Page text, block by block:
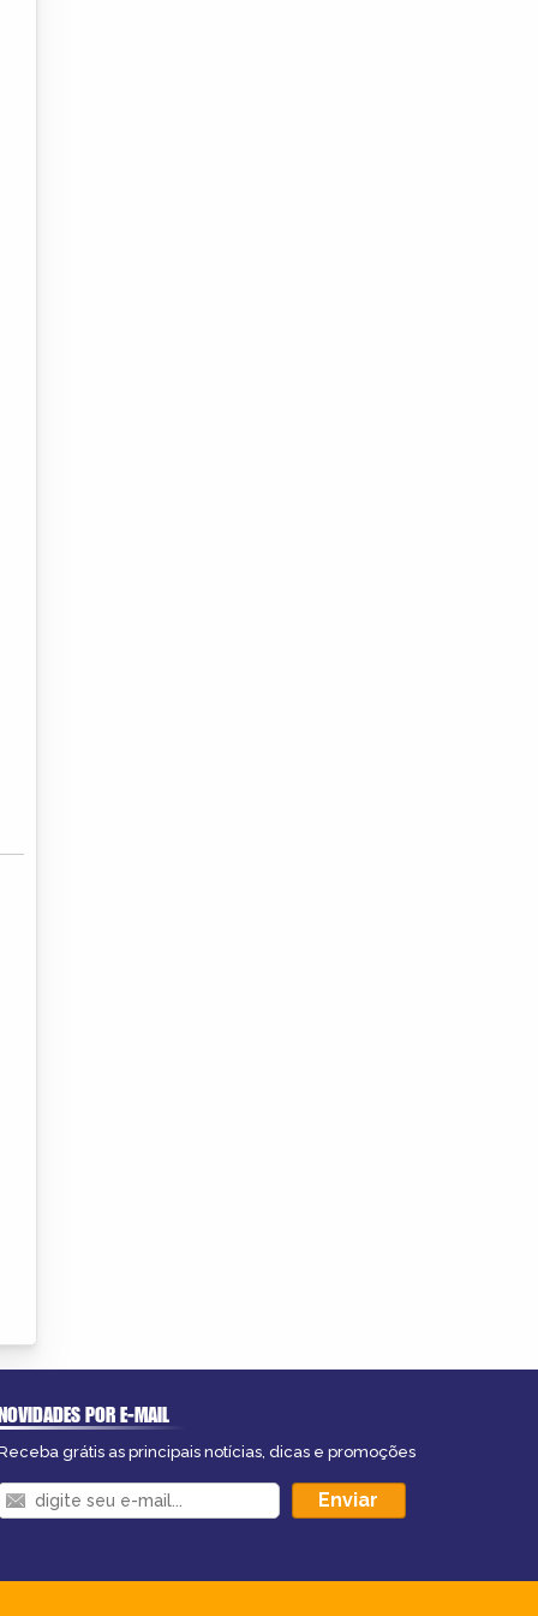
POR E-MAIL
grátis as principais notícias, dicas e promoções